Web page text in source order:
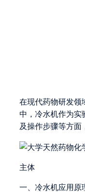
在现代药物研发领
中，冷水机作为实
及操作步骤等方面
主体
一、冷水机应用原